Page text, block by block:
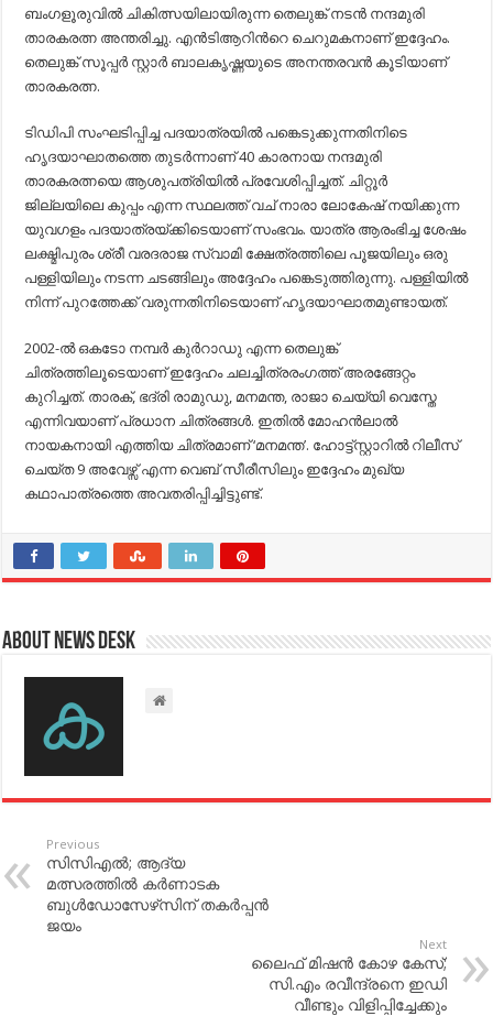
മരണം
തുടർന്ന്
ബംഗളൂരുവിൽ ചികിത്സയിലായിരുന്ന തെലുങ്ക് നടൻ നന്ദമുരി
താരകരത്ന അന്തരിച്ചു. എൻടിആറിന്‍റെ ചെറുമകനാണ് ഇദ്ദേഹം.
തെലുങ്ക് സൂപ്പർ സ്റ്റാർ ബാലകൃഷ്ണയുടെ അനന്തരവൻ കൂടിയാണ്
താരകരത്ന.
ടിഡിപി സംഘടിപ്പിച്ച പദയാത്രയിൽ പങ്കെടുക്കുന്നതിനിടെ
ഹൃദയാഘാതത്തെ തുടർന്നാണ് 40 കാരനായ നന്ദമുരി
താരകരത്നയെ ആശുപത്രിയിൽ പ്രവേശിപ്പിച്ചത്. ചിറ്റൂർ
ജില്ലയിലെ കുപ്പം എന്ന സ്ഥലത്ത് വച് നാരാ ലോകേഷ് നയിക്കുന്ന
യുവഗളം പദയാത്രയ്ക്കിടെയാണ് സംഭവം. യാത്ര ആരംഭിച്ച ശേഷം
ലക്ഷ്മിപുരം ശ്രീ വരദരാജ സ്വാമി ക്ഷേത്രത്തിലെ പൂജയിലും ഒരു
പള്ളിയിലും നടന്ന ചടങ്ങിലും അദ്ദേഹം പങ്കെടുത്തിരുന്നു. പള്ളിയിൽ
നിന്ന് പുറത്തേക്ക് വരുന്നതിനിടെയാണ് ഹൃദയാഘാതമുണ്ടായത്.
2002-ൽ ഒകടോ നമ്പര്‍ കുര്‍റാഡു എന്ന തെലുങ്ക്
ചിത്രത്തിലൂടെയാണ് ഇദ്ദേഹം ചലച്ചിത്രരംഗത്ത് അരങ്ങേറ്റം
കുറിച്ചത്. താരക്, ഭദ്രി രാമുഡു, മനമന്ത, രാജാ ചെയ്യി വെസ്തേ
എന്നിവയാണ് പ്രധാന ചിത്രങ്ങൾ. ഇതിൽ മോഹൻലാൽ
നായകനായി എത്തിയ ചിത്രമാണ് ‘മനമന്ത’. ഹോട്ട്സ്റ്റാറിൽ റിലീസ്
ചെയ്ത 9 അവേഴ്സ് എന്ന വെബ് സീരീസിലും ഇദ്ദേഹം മുഖ്യ
കഥാപാത്രത്തെ അവതരിപ്പിച്ചിട്ടുണ്ട്.
About News Desk
Previous
സിസിഎൽ; ആദ്യ
മത്സരത്തില്‍ കര്‍ണാടക
ബുള്‍ഡോസേഴ്‍സിന് തകര്‍പ്പൻ
ജയം
Next
ലൈഫ് മിഷൻ കോഴ കേസ്;
സി.എം രവീന്ദ്രനെ ഇഡി
വീണ്ടും വിളിപ്പിച്ചേക്കും